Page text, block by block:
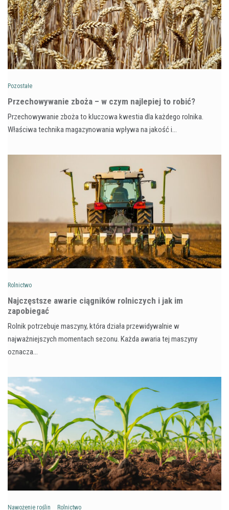
Pozostałe
Przechowywanie zboża – w czym najlepiej to robić?
Przechowywanie zboża to kluczowa kwestia dla każdego rolnika.
Właściwa technika magazynowania wpływa na jakość i…
Rolnictwo
Najczęstsze awarie ciągników rolniczych i jak im
zapobiegać
Rolnik potrzebuje maszyny, która działa przewidywalnie w
najważniejszych momentach sezonu. Każda awaria tej maszyny
oznacza…
Nawożenie roślin Rolnictwo